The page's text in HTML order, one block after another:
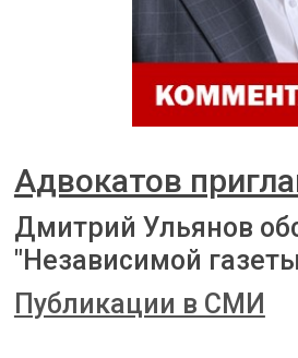
Адвокатов
Дмитрий Ульянов
"Независимой
Публикации в СМИ